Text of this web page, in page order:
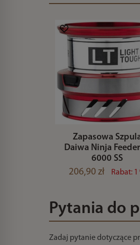
Zapasowa
Daiwa Ninja Feeder
6000 SS
206,90 zł
Rabat: 1
Pytania do
Zadaj pytanie dotyczące